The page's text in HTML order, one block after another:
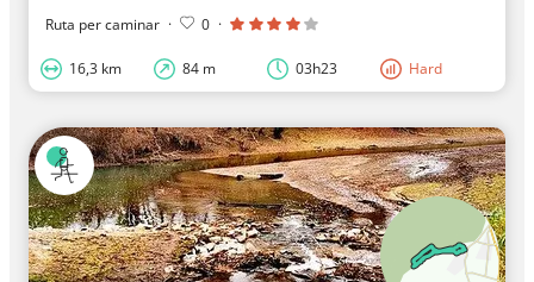
Ruta per caminar · 0 ·
16,3 km 84 m 03h23 Hard